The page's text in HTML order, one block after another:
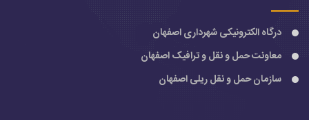
درگاه الکترونیکی شهرداری اصفهان
معاونت حمل و نقل و ترافیک اصفهان
سازمان حمل و نقل ریلی اصفهان